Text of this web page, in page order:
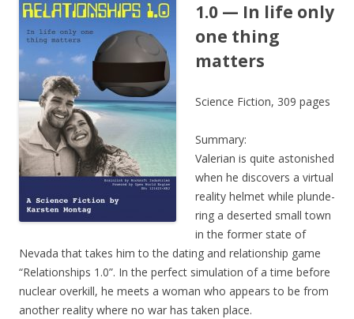
1.0 — In life only
one thing
matters
Sci­ence Fic­tion, 309 pages
Sum­ma­ry:
Vale­ri­an is quite asto­nis­hed
when he dis­co­vers a vir­tu­al
rea­li­ty hel­met while plun­de­
ring a deser­ted small town
in the for­mer sta­te of
Neva­da that takes him to the dating and rela­ti­onship game
“Rela­ti­onships 1.0”. In the per­fect simu­la­ti­on of a time befo­re
nuclear over­kill, he meets a woman who appears to be from
ano­ther rea­li­ty whe­re no war has taken place.